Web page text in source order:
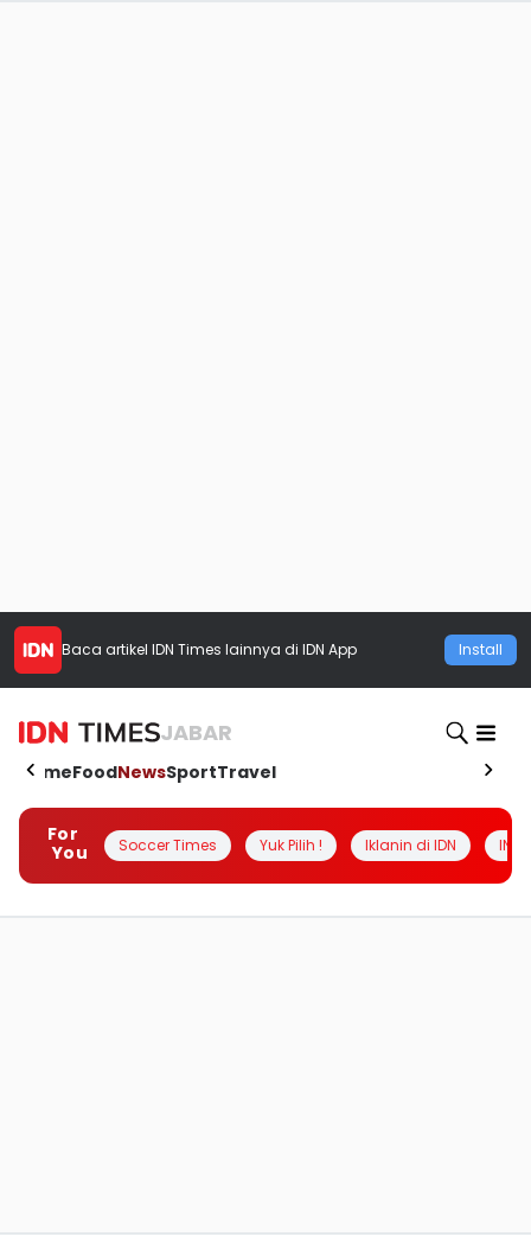
Baca artikel IDN Times lainnya di IDN App Install
JABAR
HomeFoodNewsSportTravel
For
You
Soccer Times Yuk Pilih ! Iklanin di IDN